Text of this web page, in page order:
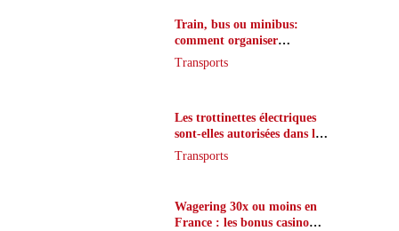
Train, bus ou minibus:
comment organiser
l’itinéraire en France
Transports
Les trottinettes électriques
sont-elles autorisées dans le
métro ?
Transports
Wagering 30x ou moins en
France : les bonus casino